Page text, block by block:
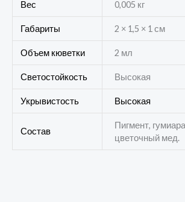
Вес 0,005 кг
Габариты 2 × 1,5 × 1 см
Объем кюветки 2 мл
Светостойкость Высокая
Укрывистость Высокая
Состав
Пигмент,
цветочный мед.